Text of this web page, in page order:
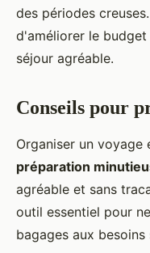
des périodes
d'améliorer le
séjour agréable.
Conseils pour
Organiser un voyage
préparation
agréable et sans
outil essentiel pour
bagages aux